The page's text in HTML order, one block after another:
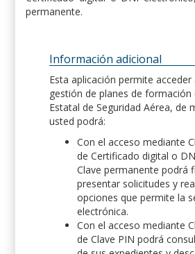
permanente.
Información adicional
Esta aplicación permite
gestión de planes de formación
Estatal de Seguridad Aérea, de
usted podrá:
Con el acceso mediante
de Certificado digital o
Clave permanente podrá
presentar solicitudes y
opciones que permite la
electrónica.
Con el acceso mediante
de Clave PIN podrá